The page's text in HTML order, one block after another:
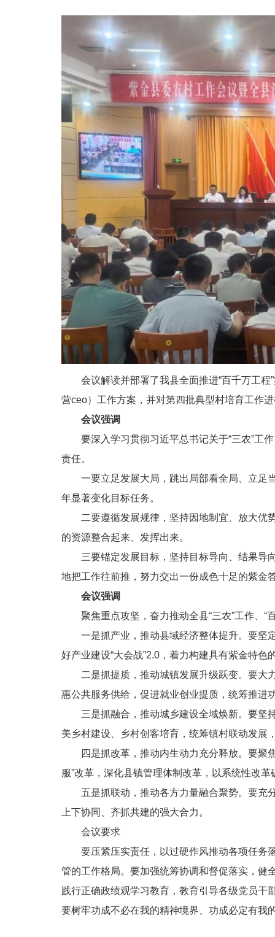
会议解读并部署了我县全面推进“百千万工程”
营ceo）工作方案，并对第四批典型村培育工作
会议强调
要深入学习贯彻习近平总书记关于“三农”工
责任。
一要立足发展大局，跳出局部看全局、立足
年显著变化目标任务。
二要遵循发展规律，坚持因地制宜、放大优
的资源整合起来、发挥出来。
三要锚定发展目标，坚持目标导向、结果导
地把工作往前推，努力交出一份成色十足的紫金
会议强调
聚焦重点攻坚，奋力推动全县“三农”工作、“
一是抓产业，推动县域经济整体提升。要坚
好产业建设“大会战”2.0，着力构建具有紫金特
二是抓提质，推动城镇发展升级跃变。要大
惠公共服务供给，促进就业创业提质，统筹推进
三是抓融合，推动城乡建设全域焕新。要坚
美乡村建设、乡村创客培育，统筹镇村联动发展
四是抓改革，推动内生动力充分释放。要聚
服”改革，深化县镇管理体制改革，以系统性改
五是抓联动，推动各方力量融合聚势。要充
上下协同、齐抓共建的强大合力。
会议要求
要压紧压实责任，以过硬作风推动各项任务
管的工作格局。要加强统筹协调和督促落实，健
践行正确政绩观学习教育，教育引导各级党员干
要树牢功成不必在我的精神境界、功成必定有我